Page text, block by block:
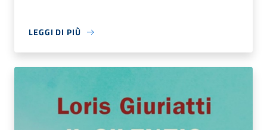
LEGGI DI PIÙ